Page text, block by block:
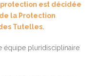
est décidée
la Protection
Tutelles.
équipe pluridisciplinaire